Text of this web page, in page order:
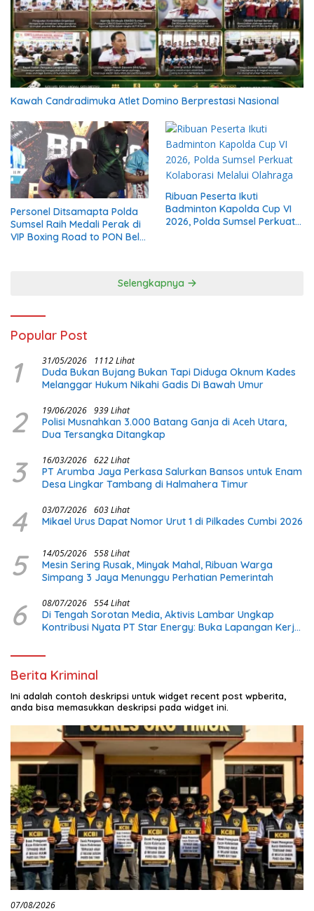
Kawah Candradimuka Atlet Domino Berprestasi Nasional
Personel Ditsamapta Polda
Sumsel Raih Medali Perak di
VIP Boxing Road to PON Bela
Ribuan Peserta Ikuti
Badminton Kapolda Cup VI
2026, Polda Sumsel Perkuat
Selengkapnya
Popular Post
1 31/05/2026 1112 Lihat
Duda Bukan Bujang Bukan Tapi Diduga Oknum Kades
Melanggar Hukum Nikahi Gadis Di Bawah Umur
2 19/06/2026 939 Lihat
Polisi Musnahkan 3.000 Batang Ganja di Aceh Utara,
Dua Tersangka Ditangkap
3 16/03/2026 622 Lihat
PT Arumba Jaya Perkasa Salurkan Bansos untuk Enam
Desa Lingkar Tambang di Halmahera Timur
4 03/07/2026 603 Lihat
Mikael Urus Dapat Nomor Urut 1 di Pilkades Cumbi 2026
5 14/05/2026 558 Lihat
Mesin Sering Rusak, Minyak Mahal, Ribuan Warga
Simpang 3 Jaya Menunggu Perhatian Pemerintah
6 08/07/2026 554 Lihat
Di Tengah Sorotan Media, Aktivis Lambar Ungkap
Kontribusi Nyata PT Star Energy: Buka Lapangan Kerja
Berita Kriminal
Ini adalah contoh deskripsi untuk widget recent post wpberita,
anda bisa memasukkan deskripsi pada widget ini.
07/08/2026